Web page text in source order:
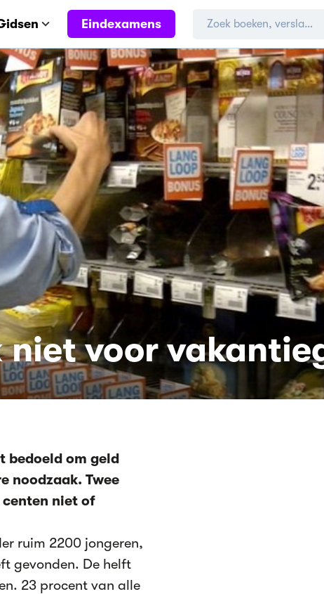
Eindexamens
niet voor
bedoeld om geld
noodzaak. Twee
centen niet of
ruim 2200 jongeren,
gevonden. De helft
23 procent van alle